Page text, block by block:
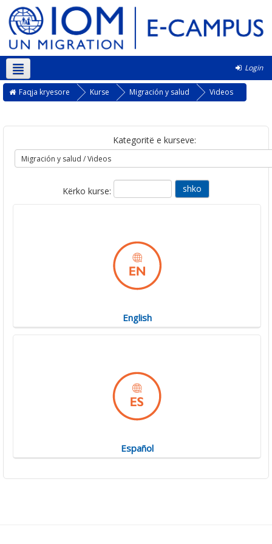
Login
Shqip ‎(sq)‎
Faqja kryesore Kurse Migración y salud Videos
Kategoritë e kurseve:
Kërko kurse:
English
Español